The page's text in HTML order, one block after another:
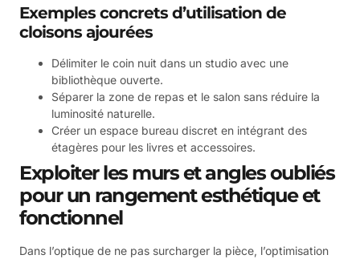
Exemples concrets d’utilisation de
cloisons ajourées
Délimiter le coin nuit dans un studio avec une
bibliothèque ouverte.
Séparer la zone de repas et le salon sans réduire la
luminosité naturelle.
Créer un espace bureau discret en intégrant des
étagères pour les livres et accessoires.
Exploiter les murs et angles oubliés
pour un rangement esthétique et
fonctionnel
Dans l’optique de ne pas surcharger la pièce, l’optimisation